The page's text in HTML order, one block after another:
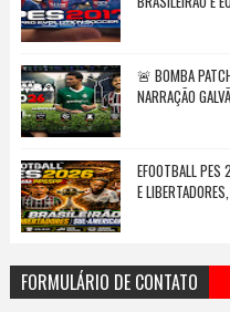
🚨 BOMBA
NARRAÇÃO
EFOOTBALL
E
FORMULÁRIO DE CONTATO